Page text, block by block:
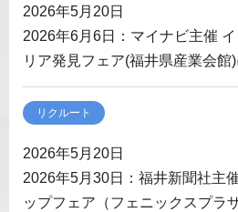
2026年5月20日
2026年6月6日：マイナビ主催
リア発見フェア(福井県産業会館
リクルート
2026年5月20日
2026年5月30日：福井新聞社主
ップフェア（フェニックスプラ